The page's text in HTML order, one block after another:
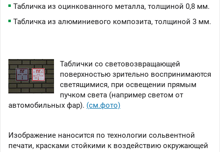
Табличка из оцинкованного металла, толщиной 0,8 мм.
Табличка из алюминиевого композита, толщиной 3 мм.
Таблички со световозвращающей
поверхностью зрительно воспринимаются
светящимися, при освещении прямым
пучком света (например светом от
автомобильных фар). (см.фото)
Изображение наносится по технологии сольвентной
печати, красками стойкими к воздействию окружающей